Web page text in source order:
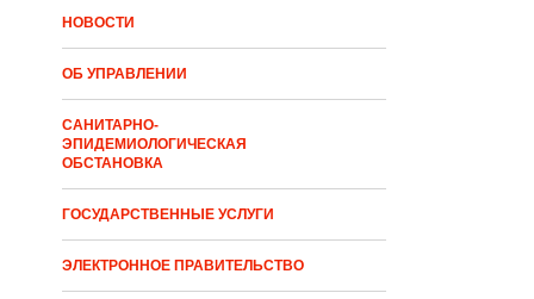
НОВОСТИ
ОБ УПРАВЛЕНИИ
САНИТАРНО-
ЭПИДЕМИОЛОГИЧЕСКАЯ
ОБСТАНОВКА
ГОСУДАРСТВЕННЫЕ УСЛУГИ
ЭЛЕКТРОННОЕ ПРАВИТЕЛЬСТВО